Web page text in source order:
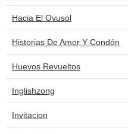
Hacia El Ovusol
Historias De Amor Y Condón
Huevos Revueltos
Inglishzong
Invitacion